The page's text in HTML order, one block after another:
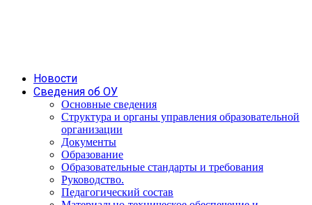
Новости
Сведения об ОУ
Основные сведения
Структура и органы управления образовательной
организации
Документы
Образование
Образовательные стандарты и требования
Руководство.
Педагогический состав